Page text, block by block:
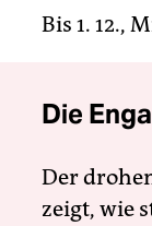
Bis 1. 12.,
Die
Der
zeigt, wie